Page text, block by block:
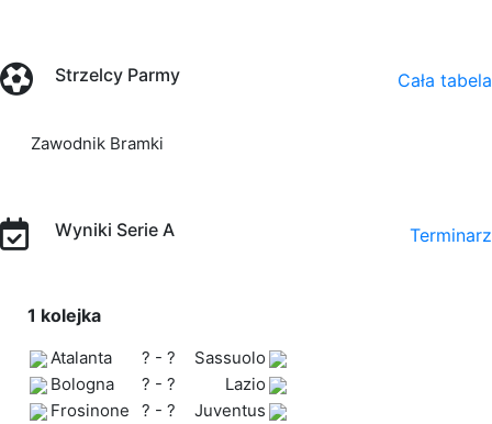
Strzelcy Parmy Cała tabela
Zawodnik Bramki
Wyniki Serie A Terminarz
1 kolejka
Atalanta ? - ?
Sassuolo
Bologna
? - ?
Lazio
Frosinone
? - ?
Juventus